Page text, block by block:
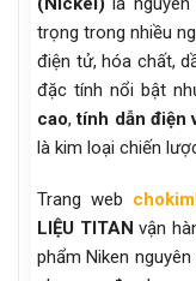
trọng trong nhiều
điện tử, hóa chất,
đặc tính nổi bật
cao,tính dẫn điện
là kim loại chiến
Trang web
LIỆU TITAN vận
phẩm Niken